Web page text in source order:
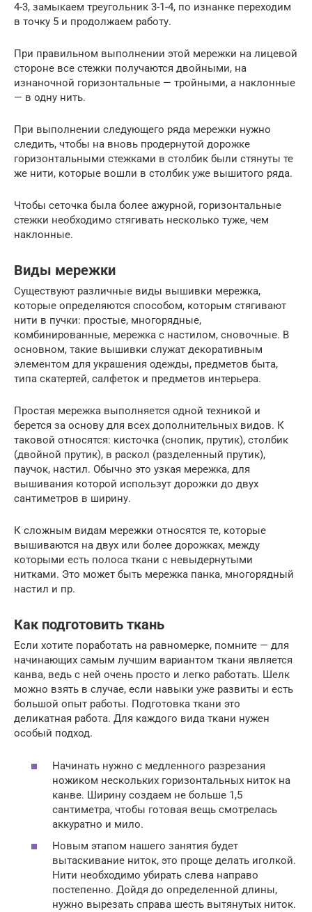
4-3, замыкаем треугольник 3-1-4, по изнанке переходим
в точку 5 и продолжаем работу.
При правильном выполнении этой мережки на лицевой
стороне все стежки получаются двойными, на
изнаночной горизонтальные — тройными, а наклонные
— в одну нить.
При выполнении следующего ряда мережки нужно
следить, чтобы на вновь продернутой дорожке
горизонтальными стежками в столбик были стянуты те
же нити, которые вошли в столбик уже вышитого ряда.
Чтобы сеточка была более ажурной, горизонтальные
стежки необходимо стягивать несколько туже, чем
наклонные.
Виды мережки
Существуют различные виды вышивки мережка,
которые определяются способом, которым стягивают
нити в пучки: простые, многорядные,
комбинированные, мережка с настилом, сновочные. В
основном, такие вышивки служат декоративным
элементом для украшения одежды, предметов быта,
типа скатертей, салфеток и предметов интерьера.
Простая мережка выполняется одной техникой и
берется за основу для всех дополнительных видов. К
таковой относятся: кисточка (снопик, прутик), столбик
(двойной прутик), в раскол (разделенный прутик),
паучок, настил. Обычно это узкая мережка, для
вышивания которой использут дорожки до двух
сантиметров в ширину.
К сложным видам мережки относятся те, которые
вышиваются на двух или более дорожках, между
которыми есть полоса ткани с невыдернутыми
нитками. Это может быть мережка панка, многорядный
настил и пр.
Как подготовить ткань
Если хотите поработать на равномерке, помните — для
начинающих самым лучшим вариантом ткани является
канва, ведь с ней очень просто и легко работать. Шелк
можно взять в случае, если навыки уже развиты и есть
большой опыт работы. Подготовка ткани это
деликатная работа. Для каждого вида ткани нужен
особый подход.
Начинать нужно с медленного разрезания
ножиком нескольких горизонтальных ниток на
канве. Ширину создаем не больше 1,5
сантиметра, чтобы готовая вещь смотрелась
аккуратно и мило.
Новым этапом нашего занятия будет
вытаскивание ниток, это проще делать иголкой.
Нити необходимо убирать слева направо
постепенно. Дойдя до определенной длины,
нужно вырезать справа шесть вытянутых ниток.